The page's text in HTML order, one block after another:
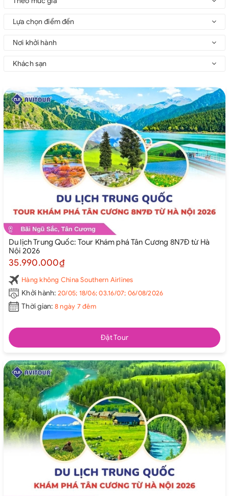
Lựa chọn điểm đến
Nơi khởi hành
Khách sạn
Du lịch Trung Quốc: Tour Khám phá Tân Cương 8N7Đ từ Hà
Nội 2026
35.990.000₫
Hàng không China Southern Airlines
Khởi hành: 20/05; 18/06; 03.16/07; 06/08/2026
Thời gian: 8 ngày 7 đêm
Đặt Tour